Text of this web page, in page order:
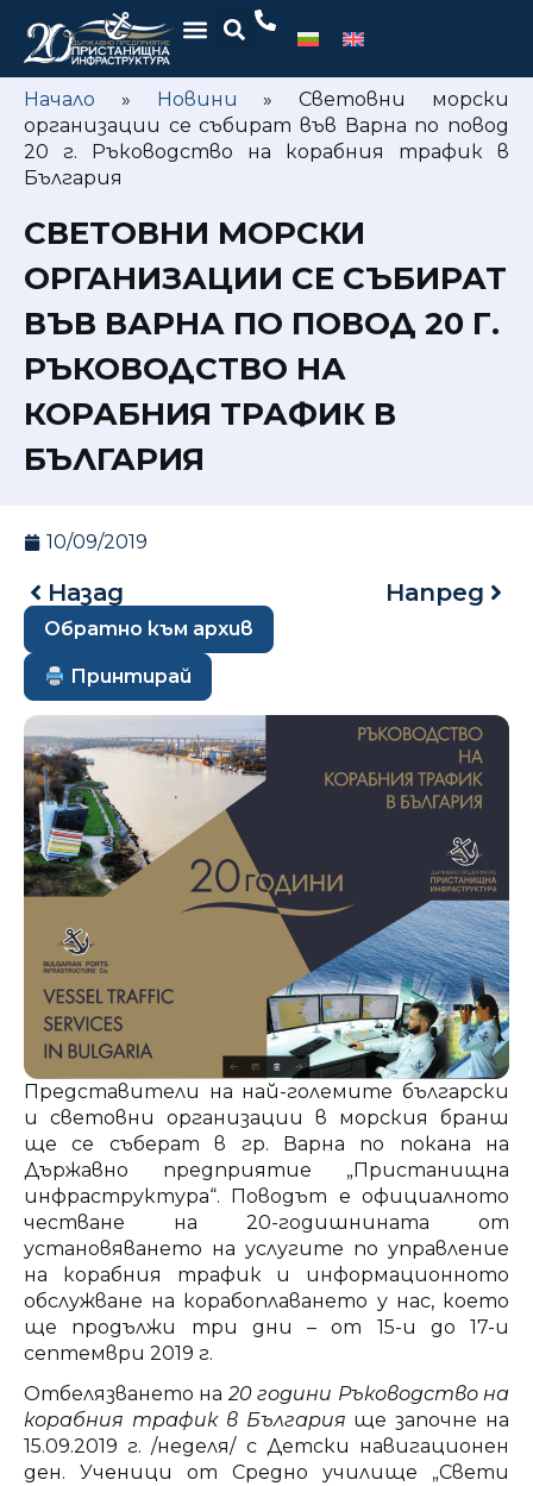
Начало » Новини »Световни морски
организации се събират във Варна по повод
20 г. Ръководство на корабния трафик в
България
СВЕТОВНИ МОРСКИ
ОРГАНИЗАЦИИ СЕ СЪБИРАТ
ВЪВ ВАРНА ПО ПОВОД 20 Г.
РЪКОВОДСТВО НА
КОРАБНИЯ ТРАФИК В
БЪЛГАРИЯ
10/09/2019
Назад Напред
Обратно към архив
Принтирай
Представители на най-големите български
и световни организации в морския бранш
ще се съберат в гр. Варна по покана на
Държавно предприятие „Пристанищна
инфраструктура“. Поводът е официалното
честване на 20-годишнината от
установяването на услугите по управление
на корабния трафик и информационното
обслужване на корабоплаването у нас, което
ще продължи три дни – от 15-и до 17-и
септември 2019 г.
Отбелязването на20 години Ръководство на
корабния трафик в България ще започне на
15.09.2019 г. /неделя/ с Детски навигационен
ден. Ученици от Средно училище „Свети